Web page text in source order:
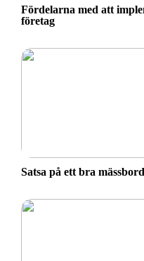
Fördelarna med att
företag
Satsa på ett bra